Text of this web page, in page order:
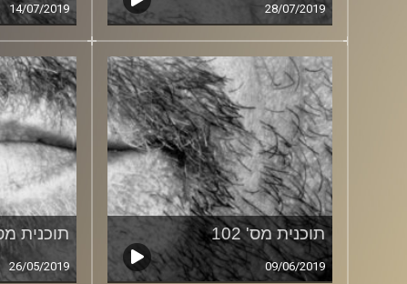
28/07/2019
14/07/2019
תוכנית מס' 102
09/06/2019
תוכנית מס'
26/05/2019